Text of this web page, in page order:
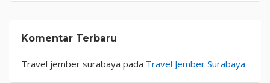
Komentar Terbaru
Travel jember surabaya pada Travel Jember Surabaya